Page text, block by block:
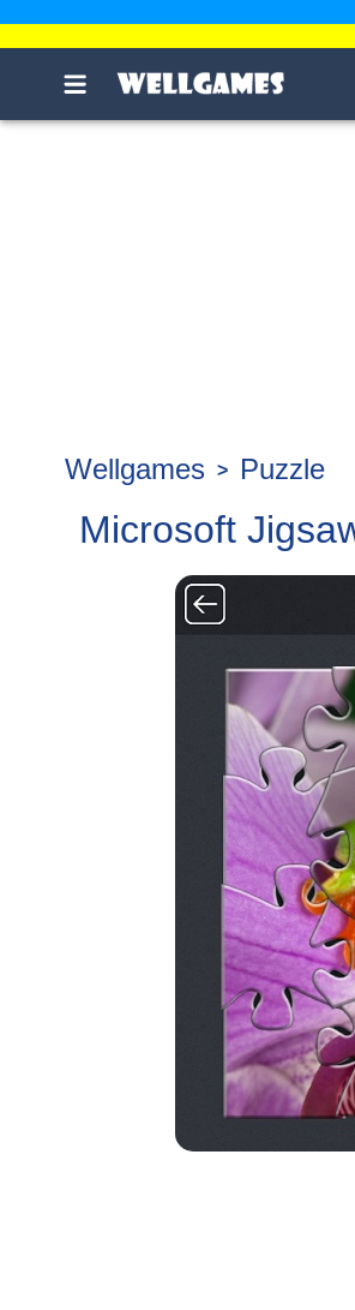
Wellgames Puzzle
Microsoft